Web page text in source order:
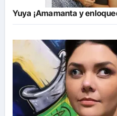
Yuya ¡Amamanta y